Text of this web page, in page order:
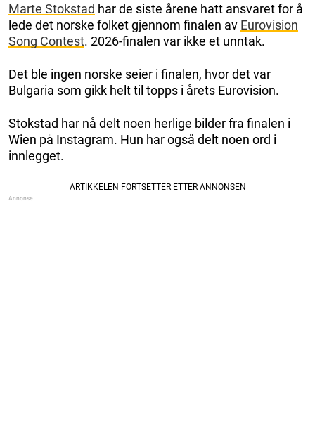
Marte Stokstad har de siste årene hatt ansvaret for å
lede det norske folket gjennom finalen av Eurovision
Song Contest. 2026-finalen var ikke et unntak.
Det ble ingen norske seier i finalen, hvor det var
Bulgaria som gikk helt til topps i årets Eurovision.
Stokstad har nå delt noen herlige bilder fra finalen i
Wien på Instagram. Hun har også delt noen ord i
innlegget.